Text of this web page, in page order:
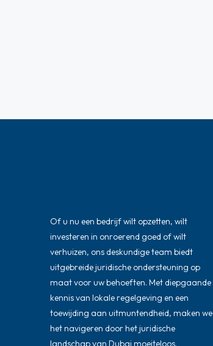
Of u nu een bedrijf wilt opzetten, wilt
investeren in onroerend goed of wilt
verhuizen, ons deskundige team biedt
uitgebreide juridische ondersteuning op
maat voor uw behoeften. Met diepgaande
kennis van lokale regelgeving en een
toewijding aan uitmuntendheid, maken we
het navigeren door het juridische
landschap van Dubai moeiteloos.